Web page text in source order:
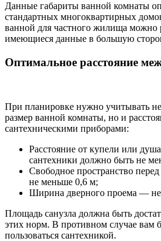
Данные габариты ванной комнаты
стандартных многоквартирных
ванной для частного жилища можно
имеющиеся данные в большую
Оптимальное расстояние
При планировке нужно учитывать
размер ванной комнаты, но и
сантехническими приборами:
Расстояние от купели или
сантехники должно быть не
Свободное пространство
не меньше 0,6 м;
Ширина дверного проема ― не
Площадь санузла должна быть
этих норм. В противном случае вам
пользоваться сантехникой.